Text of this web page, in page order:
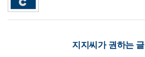
지지씨가 권하는 글